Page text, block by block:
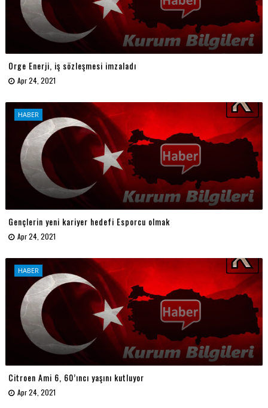
Orge Enerji, iş sözleşmesi imzaladı
Apr 24, 2021
HABER
Gençlerin yeni kariyer hedefi Esporcu olmak
Apr 24, 2021
HABER
Citroen Ami 6, 60’ıncı yaşını kutluyor
Apr 24, 2021